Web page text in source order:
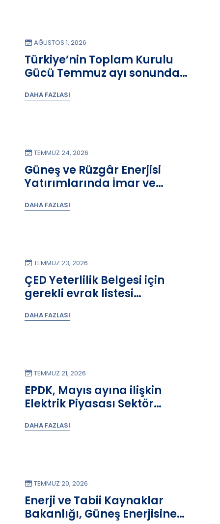
AĞUSTOS 1, 2026
Türkiye’nin Toplam Kurulu
Gücü Temmuz ayı sonunda
DAHA FAZLASI
TEMMUZ 24, 2026
Güneş ve Rüzgâr Enerjisi
Yatırımlarında İmar ve
Düzenleyen Yönetmelik
DAHA FAZLASI
TEMMUZ 23, 2026
ÇED Yeterlilik Belgesi için
gerekli evrak listesi
DAHA FAZLASI
TEMMUZ 21, 2026
EPDK, Mayıs ayına ilişkin
Elektrik Piyasası Sektör
DAHA FAZLASI
TEMMUZ 20, 2026
Enerji ve Tabii Kaynaklar
Bakanlığı, Güneş Enerjisine